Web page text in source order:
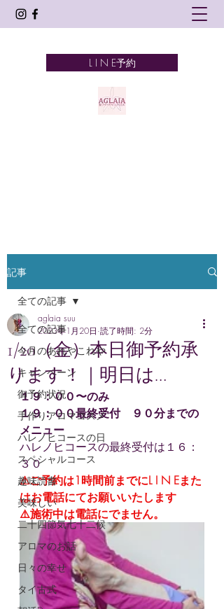
L I N E予約
記事
全ての記事
今月のあれやこれや
キャンペーン
御予約状況
手作りアロマコスメ
ハレノヒコースの日
スペシャルコース
趣味読書
美味しい
二十四節気七十二候
アロマのお話
日々の幸せ
タイ古式
全ての記事
1/20（金）本日御予約承
ります！｜明日は…
aglaia suu
2023年1月20日 読了時間: 2分
１９：００〜のみ
１９：００最終受付　９０分までの
メニュー
ハレノヒコースの最終受付は１６：
３０
⚠ご予約は1時間前までにL I N Eまた
はお電話にてお願いいたします
⚠️施術中は電話にでません。